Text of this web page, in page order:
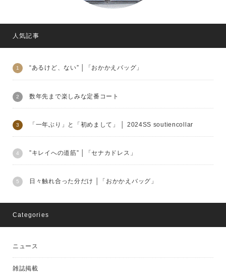
人気記事
“あるけど、ない” │「おかかえバッグ」
数年先まで楽しみな定番コート
「一年ぶり」と「初めまして」 │ 2024SS soutiencollar
”キレイへの道筋” │「セナカドレス」
日々触れ合った分だけ │「おかかえバッグ」
Categories
ニュース
雑誌掲載